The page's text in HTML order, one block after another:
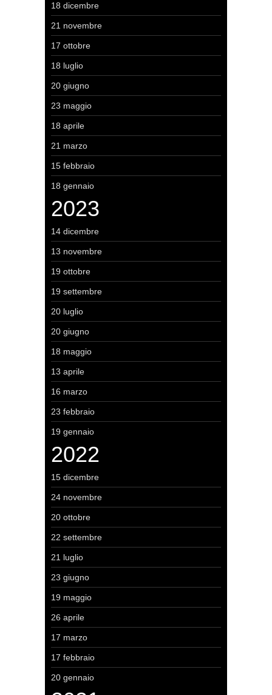
18 dicembre
21 novembre
17 ottobre
18 luglio
20 giugno
23 maggio
18 aprile
21 marzo
15 febbraio
18 gennaio
2023
14 dicembre
13 novembre
19 ottobre
19 settembre
20 luglio
20 giugno
18 maggio
13 aprile
16 marzo
23 febbraio
19 gennaio
2022
15 dicembre
24 novembre
20 ottobre
22 settembre
21 luglio
23 giugno
19 maggio
26 aprile
17 marzo
17 febbraio
20 gennaio